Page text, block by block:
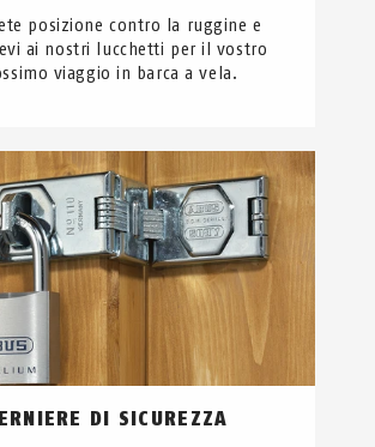
posizione contro la ruggine e
ai nostri lucchetti per il vostro
viaggio in barca a vela.
DI SICUREZZA